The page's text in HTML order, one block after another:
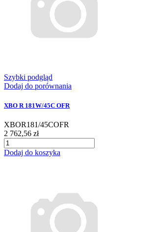
Szybki podgląd
Dodaj do porównania
XBO R 181W/45C OFR
XBOR181/45COFR
2 762,56 zł
Dodaj do koszyka